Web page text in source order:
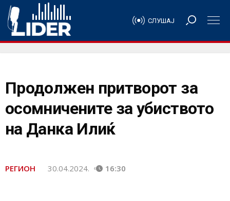
СЛУШАЈ
Продолжен притворот за
осомничените за убиството
на Данка Илиќ
РЕГИОН 30.04.2024. 16:30